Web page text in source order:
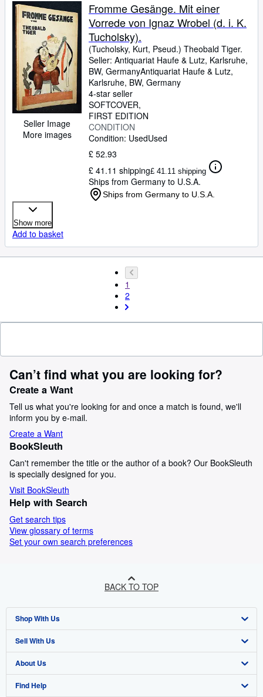
Seller Image
More images
Fromme Gesänge. Mit einer
Vorrede von Ignaz Wrobel (d. i. K.
Tucholsky).
(Tucholsky, Kurt, Pseud.) Theobald Tiger.
Seller: Antiquariat Haufe & Lutz, Karlsruhe,
BW, GermanyAntiquariat Haufe & Lutz,
Karlsruhe, BW, Germany
4-star seller
SOFTCOVER
FIRST EDITION
CONDITION
Condition: UsedUsed
£ 52.93
£ 41.11 shipping£ 41.11 shipping
Ships from Germany to U.S.A.
Ships from Germany to U.S.A.
Show more
Add to basket
1
2
Can’t find what you are looking for?
Create a Want
Tell us what you're looking for and once a match is found, we'll
inform you by e-mail.
Create a Want
BookSleuth
Can't remember the title or the author of a book? Our BookSleuth
is specially designed for you.
Visit BookSleuth
Help with Search
Get search tips
View glossary of terms
Set your own search preferences
BACK TO TOP
Shop With Us
Advanced Search
Browse Collections
My Account
Sell With Us
Start Selling
Join Our Affiliate Programme
About Us
About AbeBooks
Find Help